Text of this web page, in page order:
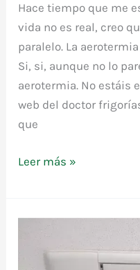
Hace tiempo que me
vida no es real, creo
paralelo. La
Si, si, aunque no lo
aerotermia. No estáis
web del doctor
que
o
paralelo
Leer más »